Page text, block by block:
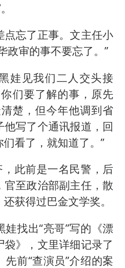
点忘了正事。文主任小
政审的事不要忘了。”
娃见我们二人交头接
们要了解的事，原先
清楚，但今年他调到省
他写了个通讯报道，回
看了，就知道了。”
，此前是一名民警，后
官至政治部副主任，散
获得过巴金文学奖。
娃找出“亮哥”写的《漂
》，文里详细记录了
前“查演员”介绍的案